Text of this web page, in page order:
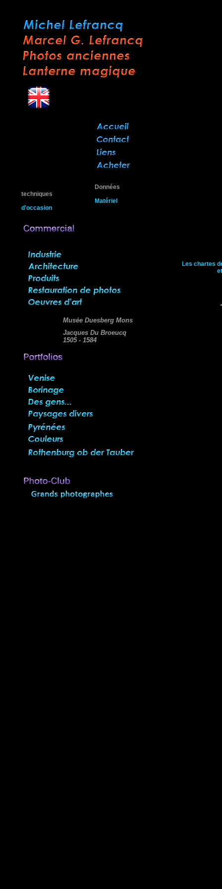
Les chartes
Données
techniques
Matériel
d'occasion
Musée Duesberg Mons
Jacques Du Broeucq
1505 - 1584